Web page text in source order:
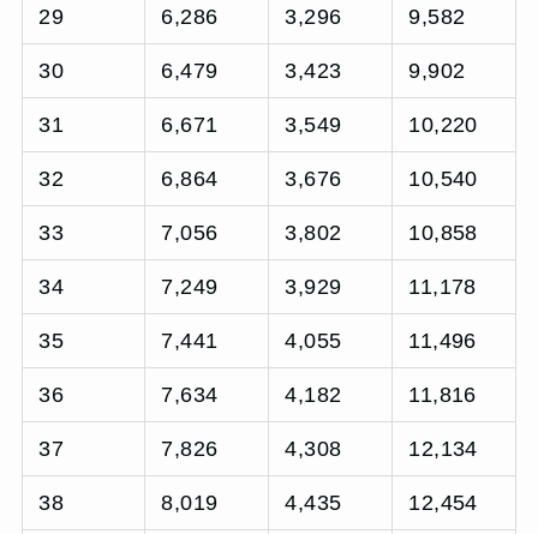
29 6,286 3,296 9,582
30 6,479 3,423 9,902
31 6,671 3,549 10,220
32 6,864 3,676 10,540
33 7,056 3,802 10,858
34 7,249 3,929 11,178
35 7,441 4,055 11,496
36 7,634 4,182 11,816
37 7,826 4,308 12,134
38 8,019 4,435 12,454